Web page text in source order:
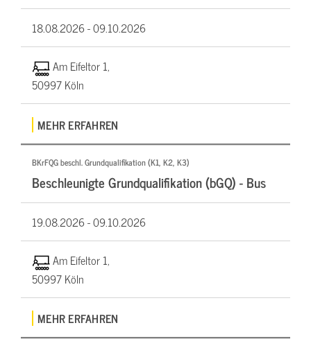
18.08.2026 -09.10.2026
Am Eifeltor 1,
50997 Köln
MEHR ERFAHREN
BKrFQG beschl. Grundqualifikation (K1, K2, K3)
Beschleunigte Grundqualifikation (bGQ) - Bus
19.08.2026 -09.10.2026
Am Eifeltor 1,
50997 Köln
MEHR ERFAHREN